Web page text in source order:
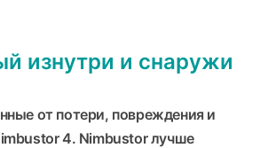
изнутри и снаружи
от потери, повреждения и
4. Nimbustor лучше